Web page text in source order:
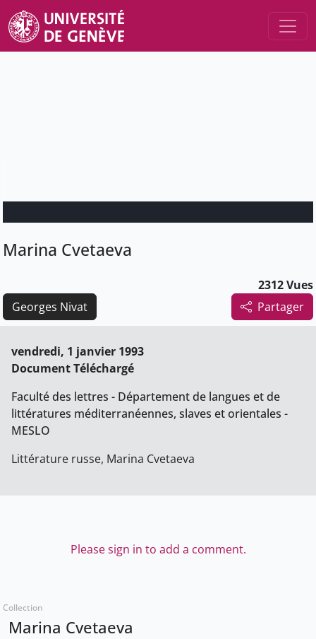
Marina Cvetaeva
2312 Vues
Partager
Georges Nivat
vendredi, 1 janvier 1993
Document Téléchargé
Faculté des lettres - Département de langues et de
littératures méditerranéennes, slaves et orientales -
MESLO
Littérature russe, Marina Cvetaeva
Please sign in to add a comment.
Collection
Marina Cvetaeva